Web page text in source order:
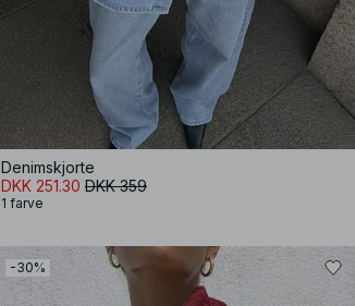
Denimskjorte
DKK 251.30 DKK 359
1 farve
-30%